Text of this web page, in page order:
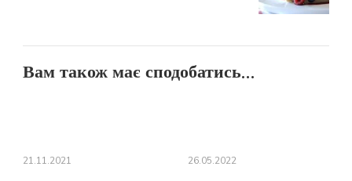
Вам також має сподобатись...
21.11.2021 26.05.2022